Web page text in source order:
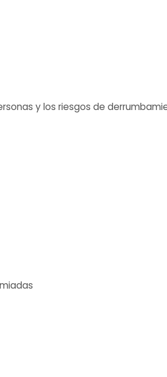
y los riesgos de